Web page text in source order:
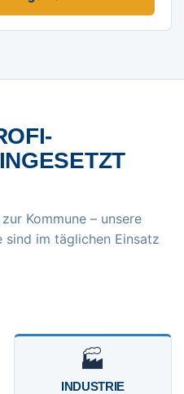
Kommune – unsere
im täglichen Einsatz
🏭
INDUSTRIE